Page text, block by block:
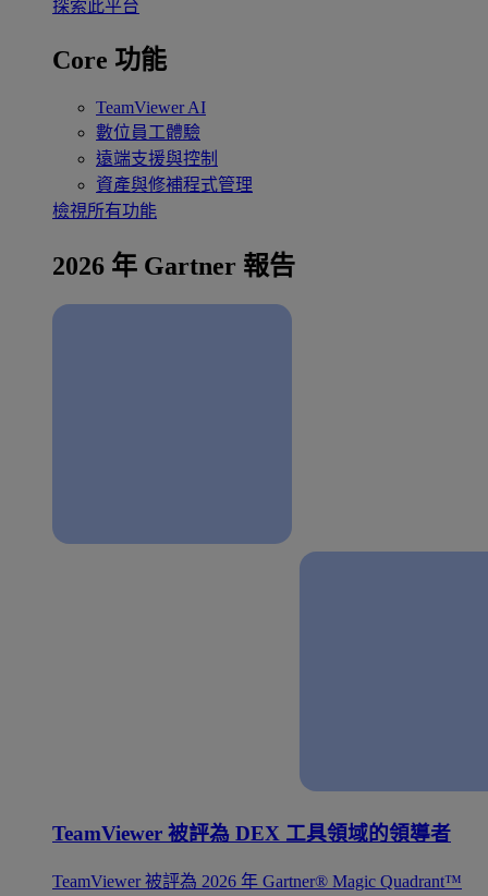
探索此平台
Core 功能
TeamViewer AI
數位員工體驗
遠端支援與控制
資產與修補程式管理
檢視所有功能
2026 年 Gartner 報告
TeamViewer 被評為 DEX 工具領域的領導者
TeamViewer 被評為 2026 年 Gartner® Magic Quadrant™